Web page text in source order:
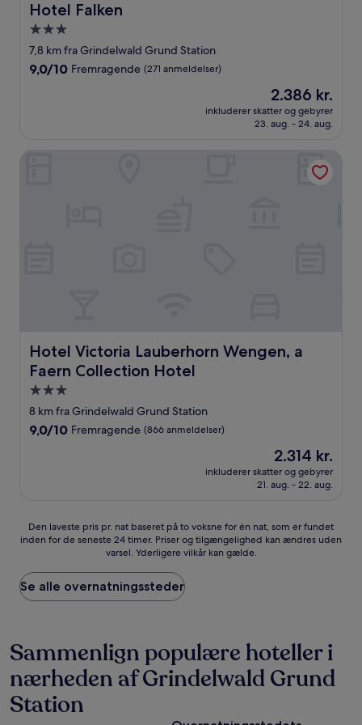
Hotel Falken
Hotel Falken
3.0-
stjernet
overnatningssted
7,8 km fra Grindelwald Grund Station
9.0
anmeldelser)
9,0/10 Fremragende (271 anmeldelser)
Prisen
er
2.386 kr.
2.386 kr.
inkluderer skatter og gebyrer
23. aug. - 24. aug.
Hotel Victoria Lauberhorn Wengen, a
Faern Collection Hotel
Hotel Victoria Lauberhorn Wengen, a Faern Collection
3.0-
stjernet
overnatningssted
8 km fra Grindelwald Grund Station
9.0
9,0/10 Fremragende (866 anmeldelser)
Prisen
er
2.314 kr.
2.314 kr.
inkluderer skatter og gebyrer
21. aug. - 22. aug.
Hotel Victoria Lauberhorn Wengen, a Faern Collection
Den
laveste
pr.
nat
baseret
voksne
for
én
nat,
som
er
Den laveste pris pr. nat baseret på to voksne for én nat, som er fundet
inden for de seneste 24 timer. Priser og tilgængelighed kan ændres uden
varsel. Yderligere vilkår kan gælde.
Se alle overnatningssteder
Sammenlign populære hoteller i
nærheden af Grindelwald Grund
Station